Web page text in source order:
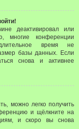
деактивировал или
многие конференции
время не
базы данных. Если
снова и активнее
можно легко получить
и щёлкните на
и скоро вы снова